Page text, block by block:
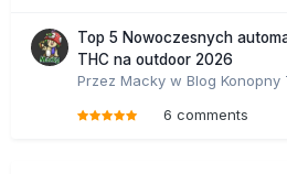
Top 5 Nowoczesnych
THC na outdoor 2026
Przez Macky w Blog Konopny
6 comments